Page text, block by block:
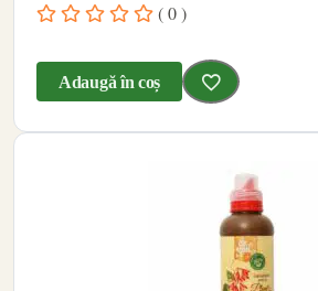
( 0 )
Adaugă în coș